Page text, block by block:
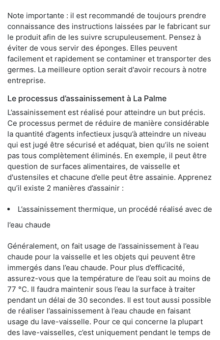
Note importante : il est recommandé de toujours prendre
connaissance des instructions laissées par le fabricant sur
le produit afin de les suivre scrupuleusement. Pensez à
éviter de vous servir des éponges. Elles peuvent
facilement et rapidement se contaminer et transporter des
germes. La meilleure option serait d'avoir recours à notre
entreprise.
Le processus d’assainissement à La Palme
L’assainissement est réalisé pour atteindre un but précis.
Ce processus permet de réduire de manière considérable
la quantité d’agents infectieux jusqu’à atteindre un niveau
qui est jugé être sécurisé et adéquat, bien qu’ils ne soient
pas tous complètement éliminés. En exemple, il peut être
question de surfaces alimentaires, de vaisselle et
d'ustensiles et chacune d’elle peut être assainie. Apprenez
qu’il existe 2 manières d’assainir :
L’assainissement thermique, un procédé réalisé avec de
l’eau chaude
Généralement, on fait usage de l’assainissement à l’eau
chaude pour la vaisselle et les objets qui peuvent être
immergés dans l’eau chaude. Pour plus d’efficacité,
assurez-vous que la température de l’eau soit au moins de
77 °C. Il faudra maintenir sous l’eau la surface à traiter
pendant un délai de 30 secondes. Il est tout aussi possible
de réaliser l’assainissement à l’eau chaude en faisant
usage du lave-vaisselle. Pour ce qui concerne la plupart
des lave-vaisselles, c’est uniquement pendant le temps de